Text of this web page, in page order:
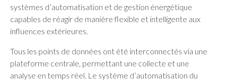
systèmes d’automatisation et de gestion énergétique
capables de réagir de manière flexible et intelligente aux
influences extérieures.
Tous les points de données ont été interconnectés via une
plateforme centrale, permettant une collecte et une
analyse en temps réel. Le système d’automatisation du